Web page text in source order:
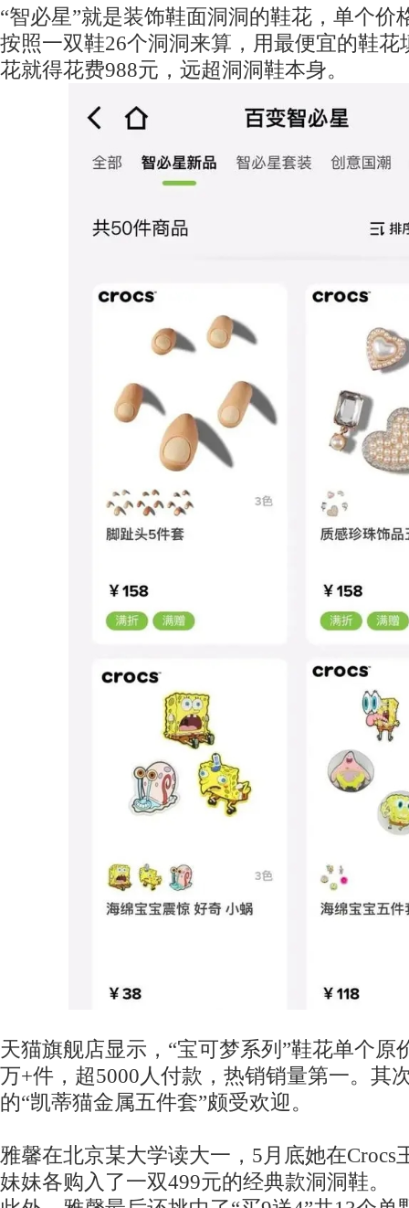
“智必星”就是装饰鞋面洞洞的鞋花，单个价
按照一双鞋26个洞洞来算，用最便宜的鞋花
花就得花费988元，远超洞洞鞋本身。
天猫旗舰店显示，“宝可梦系列”鞋花单个原
万+件，超5000人付款，热销销量第一。其
的“凯蒂猫金属五件套”颇受欢迎。
雅馨在北京某大学读大一，5月底她在Crocs
妹妹各购入了一双499元的经典款洞洞鞋。